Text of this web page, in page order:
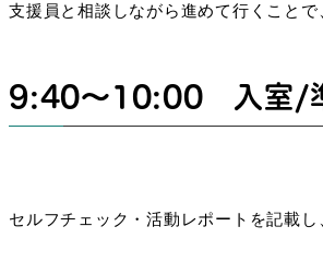
支援員と相談しながら進めて行くこと
9:40～10:00 入室/
セルフチェック・活動レポートを記載